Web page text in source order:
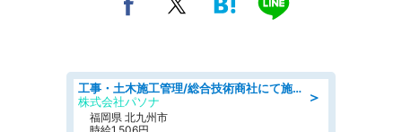
＞
工事・土木施工管理/総合技術商社にて施工管理のお仕事/即日勤務可/車通勤可/工事・土木施工管理/生産・品質管理
株式会社パソナ
福岡県 北九州市